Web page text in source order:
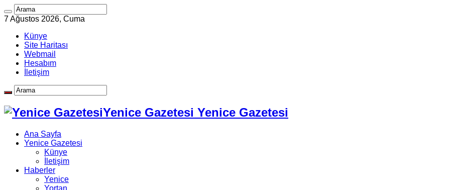
7 Ağustos 2026, Cuma
Künye
Site Haritası
Webmail
Hesabım
İletişim
Yenice Gazetesi Yenice Gazetesi
Ana Sayfa
Yenice Gazetesi
Künye
İletişim
Haberler
Yenice
Yortan